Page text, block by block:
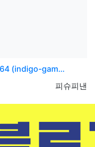
(indigo-gam…
등록자
피슈피낸